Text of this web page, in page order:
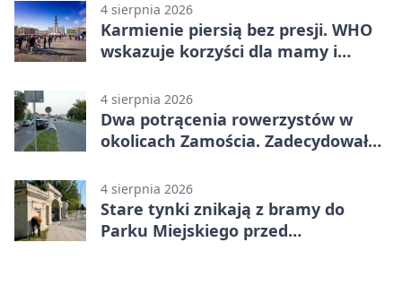
4 sierpnia 2026
Karmienie piersią bez presji. WHO
wskazuje korzyści dla mamy i
4 sierpnia 2026
Dwa potrącenia rowerzystów w
okolicach Zamościa. Zadecydowało
4 sierpnia 2026
Stare tynki znikają z bramy do
Parku Miejskiego przed